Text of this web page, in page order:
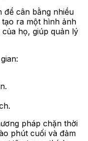
để cân bằng nhiều
ra một hình ảnh
họ, giúp quản lý
pháp chặn thời
phút cuối và đảm